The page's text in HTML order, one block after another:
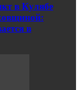
в Кулябе
в